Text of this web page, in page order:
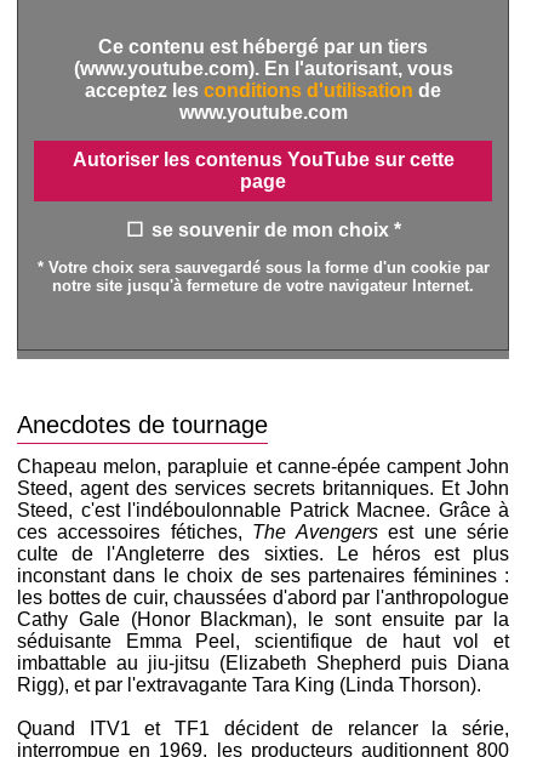
Ce contenu est hébergé par un tiers
(www.youtube.com). En l'autorisant, vous
acceptez les conditions d'utilisation de
www.youtube.com
Autoriser les contenus YouTube sur cette
page
se souvenir de mon choix *
* Votre choix sera sauvegardé sous la forme d'un cookie par
notre site jusqu'à fermeture de votre navigateur Internet.
Anecdotes de tournage
Chapeau melon, parapluie et canne-épée campent John
Steed, agent des services secrets britanniques. Et John
Steed, c'est l'indéboulonnable Patrick Macnee. Grâce à
ces accessoires fétiches, The Avengersest une série
culte de l'Angleterre des sixties. Le héros est plus
inconstant dans le choix de ses partenaires féminines :
les bottes de cuir, chaussées d'abord par l'anthropologue
Cathy Gale (Honor Blackman), le sont ensuite par la
séduisante Emma Peel, scientifique de haut vol et
imbattable au jiu-jitsu (Elizabeth Shepherd puis Diana
Rigg), et par l'extravagante Tara King (Linda Thorson).
Quand ITV1 et TF1 décident de relancer la série,
interrompue en 1969, les producteurs auditionnent 800